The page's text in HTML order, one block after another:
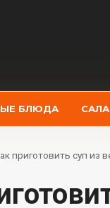
БЛЮДА
приготовить суп из